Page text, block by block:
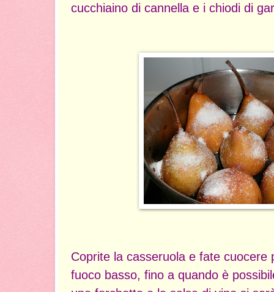
cucchiaino di cannella e i chiodi di
Coprite la casseruola e fate cuocere
fuoco basso, fino a quando è